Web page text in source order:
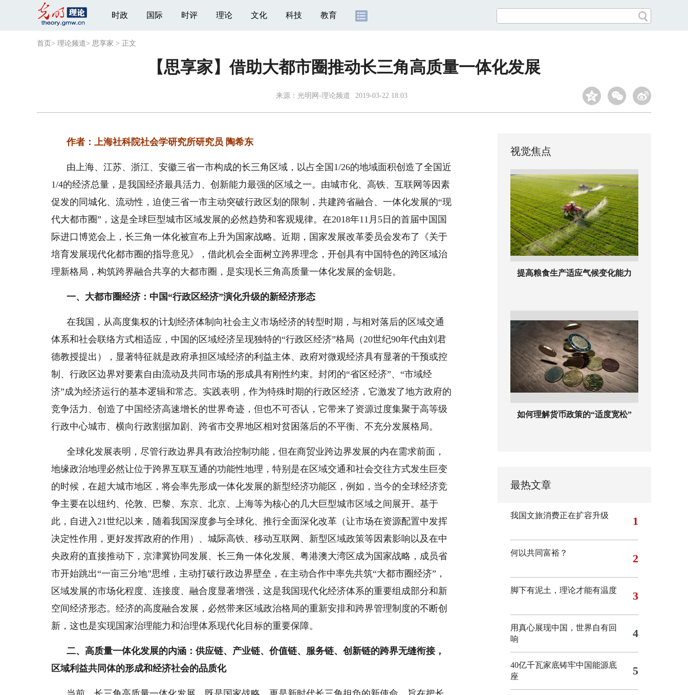
时政 国际 时评 理论 文化 科技 教育
首页 > 理论频道> 思享家 > 正文
【思享家】借助大都市圈推动长三角高质量一体化发展
来源： 光明网-理论频道 2019-03-22 18:03
作者：上海社科院社会学研究所研究员 陶希东
由上海、江苏、浙江、安徽三省一市构成的长三角区域，以占全国1/26的地域面积创造了全国近
1/4的经济总量，是我国经济最具活力、创新能力最强的区域之一。由城市化、高铁、互联网等因素
促发的同城化、流动性，迫使三省一市主动突破行政区划的限制，共建跨省融合、一体化发展的“现
代大都市圈”，这是全球巨型城市区域发展的必然趋势和客观规律。在2018年11月5日的首届中国国
际进口博览会上，长三角一体化被宣布上升为国家战略。近期，国家发展改革委员会发布了《关于
培育发展现代化都市圈的指导意见》，借此机会全面树立跨界理念，开创具有中国特色的跨区域治
理新格局，构筑跨界融合共享的大都市圈，是实现长三角高质量一体化发展的金钥匙。
一、大都市圈经济：中国“行政区经济”演化升级的新经济形态
在我国，从高度集权的计划经济体制向社会主义市场经济的转型时期，与相对落后的区域交通
体系和社会联络方式相适应，中国的区域经济呈现独特的“行政区经济”格局（20世纪90年代由刘君
德教授提出），显著特征就是政府承担区域经济的利益主体、政府对微观经济具有显著的干预或控
制、行政区边界对要素自由流动及共同市场的形成具有刚性约束。封闭的“省区经济”、“市域经
济”成为经济运行的基本逻辑和常态。实践表明，作为特殊时期的行政区经济，它激发了地方政府的
竞争活力、创造了中国经济高速增长的世界奇迹，但也不可否认，它带来了资源过度集聚于高等级
行政中心城市、横向行政割据加剧、跨省市交界地区相对贫困落后的不平衡、不充分发展格局。
全球化发展表明，尽管行政边界具有政治控制功能，但在商贸业跨边界发展的内在需求前面，
地缘政治地理必然让位于跨界互联互通的功能性地理，特别是在区域交通和社会交往方式发生巨变
的时候，在超大城市地区，将会率先形成一体化发展的新型经济功能区，例如，当今的全球经济竞
争主要在以纽约、伦敦、巴黎、东京、北京、上海等为核心的几大巨型城市区域之间展开。基于
此，自进入21世纪以来，随着我国深度参与全球化、推行全面深化改革（让市场在资源配置中发挥
决定性作用，更好发挥政府的作用）、城际高铁、移动互联网、新型区域政策等因素影响以及在中
央政府的直接推动下，京津冀协同发展、长三角一体化发展、粤港澳大湾区成为国家战略，成员省
市开始跳出“一亩三分地”思维，主动打破行政边界壁垒，在主动合作中率先共筑“大都市圈经济”，
区域发展的市场化程度、连接度、融合度显著增强，这是我国现代化经济体系的重要组成部分和新
空间经济形态。经济的高度融合发展，必然带来区域政治格局的重新安排和跨界管理制度的不断创
新，这也是实现国家治理能力和治理体系现代化目标的重要保障。
二、高质量一体化发展的内涵：供应链、产业链、价值链、服务链、创新链的跨界无缝衔接，
区域利益共同体的形成和经济社会的品质化
视觉焦点
提高粮食生产适应气候变化能力
如何理解货币政策的“适度宽松”
最热文章
我国文旅消费正在扩容升级 1
何以共同富裕？ 2
脚下有泥土，理论才能有温度 3
用真心展现中国，世界自有回
响
4
40亿千瓦家底铸牢中国能源底
座
5